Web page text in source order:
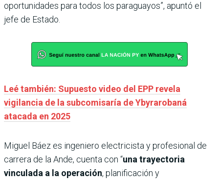
oportunidades para todos los paraguayos”, apuntó el
jefe de Estado.
Leé también: Supuesto video del EPP revela
vigilancia de la subcomisaría de Ybyrarobaná
atacada en 2025
Miguel Báez es ingeniero electricista y profesional de
carrera de la Ande, cuenta con “una trayectoria
vinculada a la operación, planificación y